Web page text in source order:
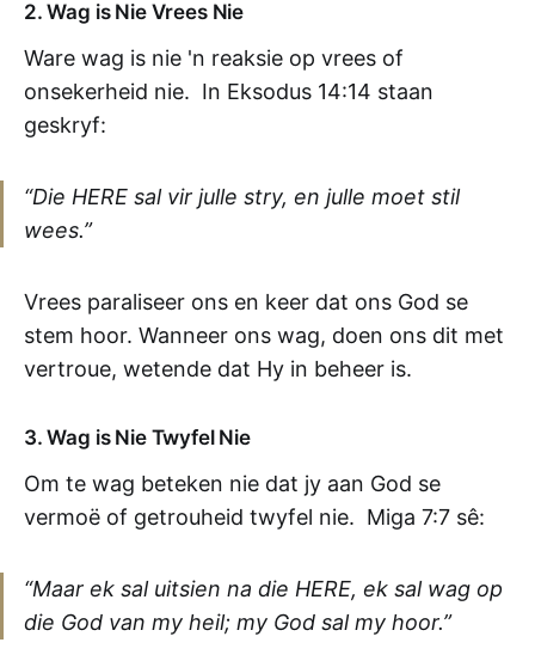
2. Wag is Nie Vrees Nie
Ware wag is nie 'n reaksie op vrees of
onsekerheid nie. In Eksodus 14:14 staan
geskryf:
“Die HERE sal vir julle stry, en julle moet stil
wees.”
Vrees paraliseer ons en keer dat ons God se
stem hoor. Wanneer ons wag, doen ons dit met
vertroue, wetende dat Hy in beheer is.
3. Wag is Nie Twyfel Nie
Om te wag beteken nie dat jy aan God se
vermoë of getrouheid twyfel nie. Miga 7:7 sê:
“Maar ek sal uitsien na die HERE, ek sal wag op
die God van my heil; my God sal my hoor.”